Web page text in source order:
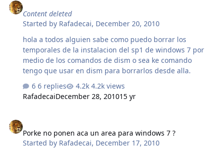
Content deleted
Started by Rafadecai, December 20, 2010
hola a todos alguien sabe como puedo borrar los
temporales de la instalacion del sp1 de windows 7 por
medio de los comandos de dism o sea ke comando
tengo que usar en dism para borrarlos desde alla.
6 replies
4.2k views
RafadecaiDecember 28, 201015 yr
Porke no ponen aca un area para windows 7 ?
Started by Rafadecai, December 17, 2010